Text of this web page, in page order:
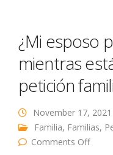
¿Mi esposo
mientras
petición
November 17, 2021
Familia, Familias,
Comments Offon